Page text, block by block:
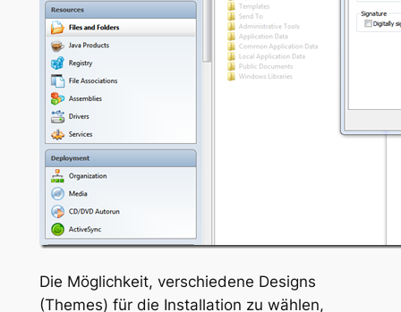
Die Möglichkeit, verschiedene Designs
(Themes) für die Installation zu wählen,